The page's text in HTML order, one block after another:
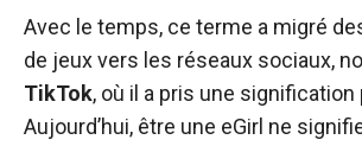
Avec le temps, ce terme a migré
de jeux vers les réseaux sociaux,
TikTok, où il a pris une signification
Aujourd’hui, être une eGirl ne